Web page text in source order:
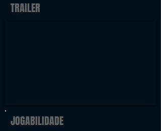
TRAILER
JOGABILIDADE